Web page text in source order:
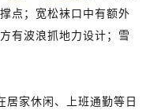
点；宽松袜口中有额外
有波浪抓地力设计；雪
家休闲、上班通勤等日